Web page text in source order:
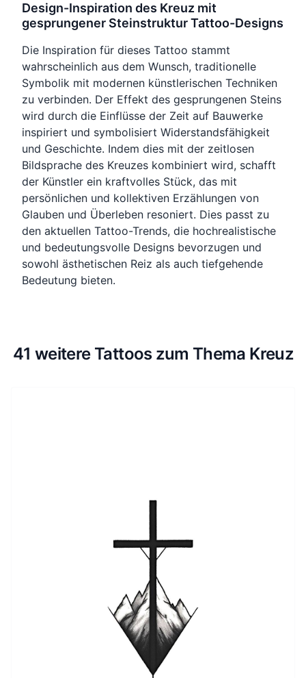
Design-Inspiration des Kreuz mit
gesprungener Steinstruktur Tattoo-Designs
Die Inspiration für dieses Tattoo stammt
wahrscheinlich aus dem Wunsch, traditionelle
Symbolik mit modernen künstlerischen Techniken
zu verbinden. Der Effekt des gesprungenen Steins
wird durch die Einflüsse der Zeit auf Bauwerke
inspiriert und symbolisiert Widerstandsfähigkeit
und Geschichte. Indem dies mit der zeitlosen
Bildsprache des Kreuzes kombiniert wird, schafft
der Künstler ein kraftvolles Stück, das mit
persönlichen und kollektiven Erzählungen von
Glauben und Überleben resoniert. Dies passt zu
den aktuellen Tattoo-Trends, die hochrealistische
und bedeutungsvolle Designs bevorzugen und
sowohl ästhetischen Reiz als auch tiefgehende
Bedeutung bieten.
41 weitere Tattoos zum Thema Kreuz